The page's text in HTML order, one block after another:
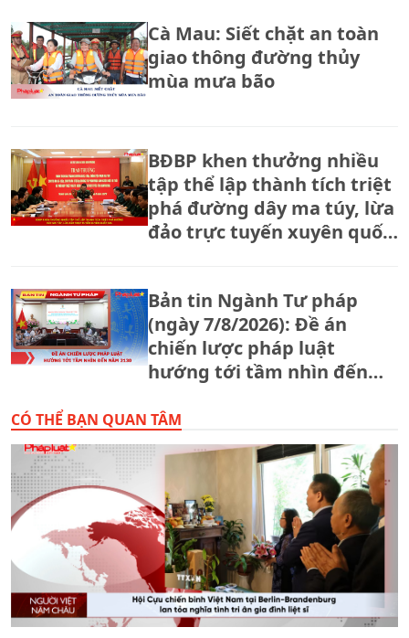
Cà Mau: Siết chặt an toàn
giao thông đường thủy
mùa mưa bão
BĐBP khen thưởng nhiều
tập thể lập thành tích triệt
phá đường dây ma túy, lừa
đảo trực tuyến xuyên quốc
Bản tin Ngành Tư pháp
(ngày 7/8/2026): Đề án
chiến lược pháp luật
hướng tới tầm nhìn đến
CÓ THỂ BẠN QUAN TÂM